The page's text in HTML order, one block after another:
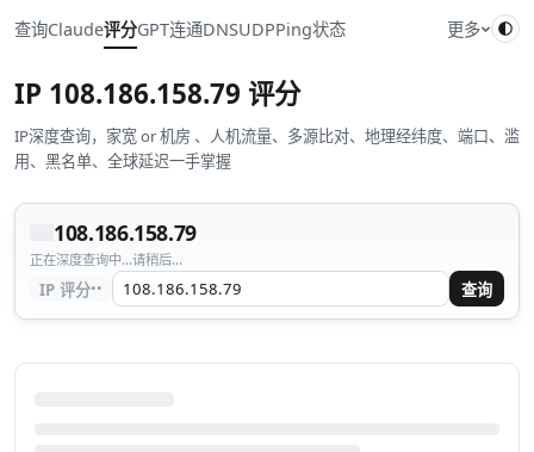
查询Claude评分GPT连通DNSUDPPing状态 更多
IP 108.186.158.79 评分
IP深度查询，家宽 or 机房 、人机流量、多源比对、地理经纬度、端口、滥
用、黑名单、全球延迟一手掌握
108.186.158.79
正在深度查询中...请稍后...
IP 评分·· 查询